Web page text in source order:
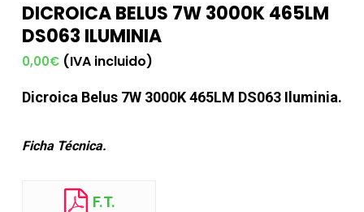
DICROICA BELUS 7W 3000K 465LM
DS063 ILUMINIA
0,00€ (IVA incluido)
Dicroica Belus 7W 3000K 465LM DS063 Iluminia.
Ficha Técnica.
F.T.